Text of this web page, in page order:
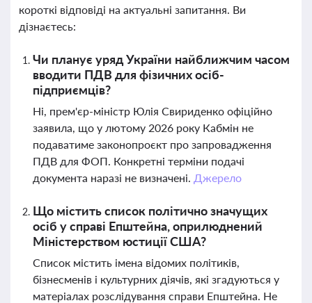
короткі відповіді на актуальні запитання. Ви
дізнаєтесь:
Чи планує уряд України найближчим часом
вводити ПДВ для фізичних осіб-
підприємців?
Ні, прем'єр-міністр Юлія Свириденко офіційно
заявила, що у лютому 2026 року Кабмін не
подаватиме законопроєкт про запровадження
ПДВ для ФОП. Конкретні терміни подачі
документа наразі не визначені. Джерело
Що містить список політично значущих
осіб у справі Епштейна, оприлюднений
Міністерством юстиції США?
Список містить імена відомих політиків,
бізнесменів і культурних діячів, які згадуються у
матеріалах розслідування справи Епштейна. Не